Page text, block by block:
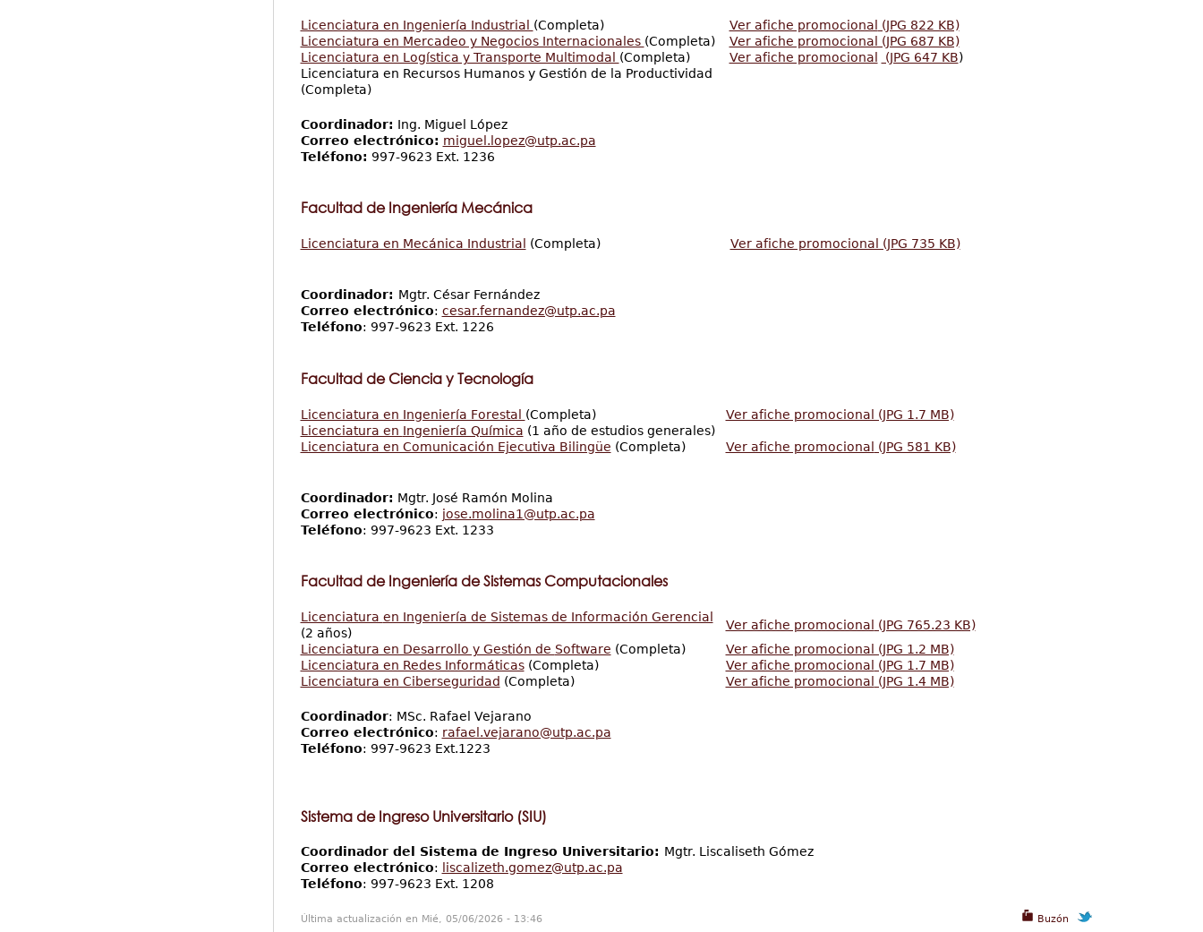
Licenciatura en Ingeniería Industrial (Completa) Ver afiche promocional (JPG 822 KB)
Licenciatura en Mercadeo y Negocios Internacionales (Completa)
Ver afiche promocional (JPG 687 KB)
Licenciatura en Logística y Transporte Multimodal (Completa) Ver afiche promocional (JPG 647 KB)
Licenciatura en Recursos Humanos y Gestión de la Productividad
(Completa)
Coordinador: Ing. Miguel López
Correo electrónico: miguel.lopez@utp.ac.pa
Teléfono: 997-9623 Ext. 1236
Facultad de Ingeniería Mecánica
Licenciatura en Mecánica Industrial (Completa) Ver afiche promocional (JPG 735 KB)
Coordinador: Mgtr. César Fernández
Correo electrónico: cesar.fernandez@utp.ac.pa
Teléfono: 997-9623 Ext. 1226
Facultad de Ciencia y Tecnología
Licenciatura en Ingeniería Forestal (Completa)
Ver afiche promocional (JPG 1.7 MB)
Licenciatura en Ingeniería Química (1 año de estudios generales)
Licenciatura en Comunicación Ejecutiva Bilingüe (Completa) Ver afiche promocional (JPG 581 KB)
Coordinador: Mgtr. José Ramón Molina
Correo electrónico: jose.molina1@utp.ac.pa
Teléfono: 997-9623 Ext. 1233
Facultad de Ingeniería de Sistemas Computacionales
Licenciatura en Ingeniería de Sistemas de Información Gerencial
(2 años)
Ver afiche promocional
(JPG 765.23 KB)
Licenciatura en Desarrollo y Gestión de Software (Completa)
Ver afiche promocional (JPG 1.2 MB)
Licenciatura en Redes Informáticas(Completa) Ver afiche promocional
(JPG 1.7 MB)
Licenciatura en Ciberseguridad (Completa) Ver afiche promocional (JPG 1.4 MB)
Coordinador: MSc. Rafael Vejarano
Correo electrónico: rafael.vejarano@utp.ac.pa
Teléfono: 997-9623 Ext.1223
Sistema de Ingreso Universitario (SIU)
Coordinador del Sistema de Ingreso Universitario: Mgtr. Liscaliseth Gómez
Correo electrónico:
liscalizeth.gomez@utp.ac.pa
Teléfono: 997-9623 Ext. 1208
Buzón
Última actualización en Mié, 05/06/2026 - 13:46